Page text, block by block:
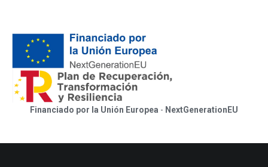
Financiado por la Unión Europea - NextGenerationEU